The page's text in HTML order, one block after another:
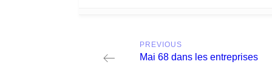
navigation
PREVIOUS
Previous
Mai 68 dans les entreprises